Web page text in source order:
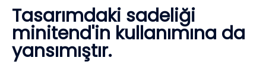
Tasarımdaki sadeliği
minitend'in kullanımına da
yansımıştır.